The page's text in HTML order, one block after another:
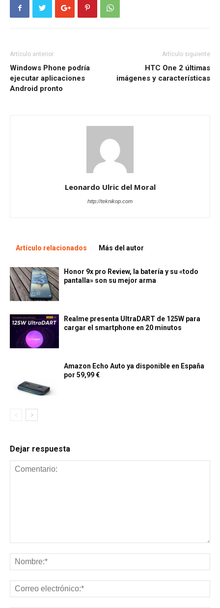
Artículo anterior
Windows Phone podría
ejecutar aplicaciones
Android pronto
Artículo siguiente
HTC One 2 últimas
imágenes y características
Leonardo Ulric del Moral
http://teknikop.com
Artículo relacionados Más del autor
Honor 9x pro Review, la batería y su «todo
pantalla» son su mejor arma
Realme presenta UltraDART de 125W para
cargar el smartphone en 20 minutos
Amazon Echo Auto ya disponible en España
por 59,99 €
Dejar respuesta